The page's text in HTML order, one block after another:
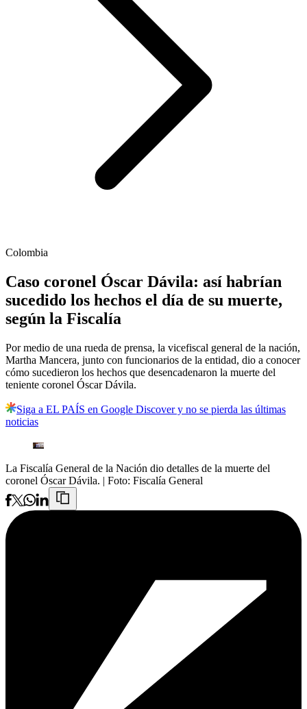
Colombia
Caso coronel Óscar Dávila: así habrían
sucedido los hechos el día de su muerte,
según la Fiscalía
Por medio de una rueda de prensa, la vicefiscal general de la nación,
Martha Mancera, junto con funcionarios de la entidad, dio a conocer
cómo sucedieron los hechos que desencadenaron la muerte del
teniente coronel Óscar Dávila.
Siga a EL PAÍS en Google Discover y no se pierda las últimas
noticias
La Fiscalía General de la Nación dio detalles de la muerte del
coronel Óscar Dávila. | Foto: Fiscalía General